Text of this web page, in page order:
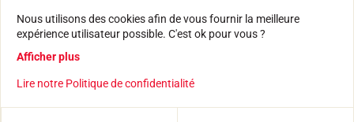
RETOURS PRODUITS
LES CATALOGUES
CARRIÈRE
La maison VOLA
Nous utilisons des cookies afin de vous fournir la meilleure
expérience utilisateur possible. C'est ok pour vous ?
Afficher plus
Lire notre Politique de confidentialité